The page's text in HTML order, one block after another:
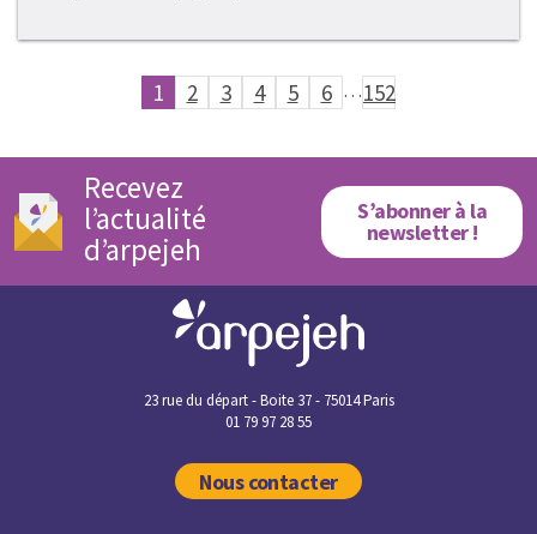
1 2 3 4 5 6 …152
Recevez
l’actualité
d’arpejeh
S’abonner à la
newsletter !
23 rue du départ - Boite 37 - 75014 Paris
01 79 97 28 55
Nous contacter